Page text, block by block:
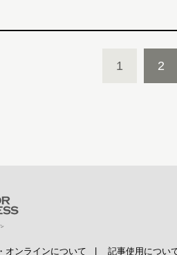
1 2
オンラインについて 記事使用につい